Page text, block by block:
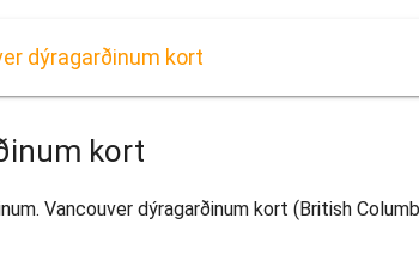
dýragarðinum kort
kort
Vancouver dýragarðinum kort (British